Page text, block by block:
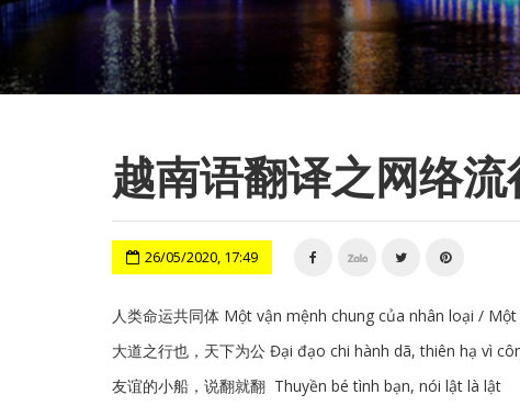
越南语翻译之网络
26/05/2020, 17:49
人类命运共同体 Một vận mệnh chung của nhân loại /
大道之行也，天下为公 Đại đạo chi hành dã, thiên hạ vì
友谊的小船，说翻就翻 Thuyền bé tình bạn, nói lật là lật